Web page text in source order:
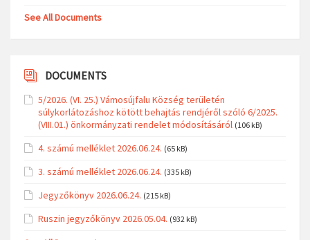
See All Documents
DOCUMENTS
5/2026. (VI. 25.) Vámosújfalu Község területén
súlykorlátozáshoz kötött behajtás rendjéről szóló 6/2025.
(VIII.01.) önkormányzati rendelet módosításáról (106 kB)
4. számú melléklet 2026.06.24. (65 kB)
3. számú melléklet 2026.06.24. (335 kB)
Jegyzőkönyv 2026.06.24. (215 kB)
Ruszin jegyzőkönyv 2026.05.04. (932 kB)